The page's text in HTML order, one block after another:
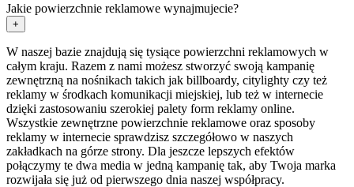
Jakie powierzchnie reklamowe wynajmujecie?
+
W naszej bazie znajdują się tysiące powierzchni reklamowych w
całym kraju. Razem z nami możesz stworzyć swoją kampanię
zewnętrzną na nośnikach takich jak billboardy, citylighty czy też
reklamy w środkach komunikacji miejskiej, lub też w internecie
dzięki zastosowaniu szerokiej palety form reklamy online.
Wszystkie zewnętrzne powierzchnie reklamowe oraz sposoby
reklamy w internecie sprawdzisz szczegółowo w naszych
zakładkach na górze strony. Dla jeszcze lepszych efektów
połączymy te dwa media w jedną kampanię tak, aby Twoja marka
rozwijała się już od pierwszego dnia naszej współpracy.